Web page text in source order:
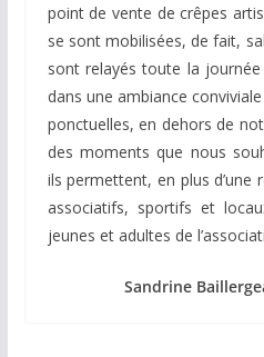
point de vente de crêpes
se sont mobilisées, de fait,
sont relayés toute la
dans une ambiance
ponctuelles, en dehors de
des moments que nous
ils permettent, en plus d’une
associatifs, sportifs et
jeunes et adultes de
Sandrine